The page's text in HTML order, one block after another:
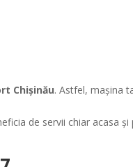
Chișinău. Astfel, mașina
de servii chiar acasa